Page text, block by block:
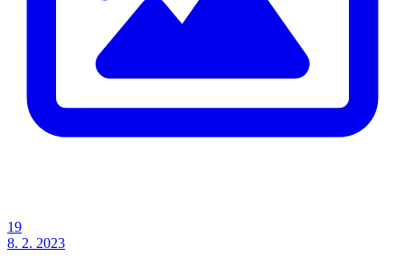
19
8. 2. 2023